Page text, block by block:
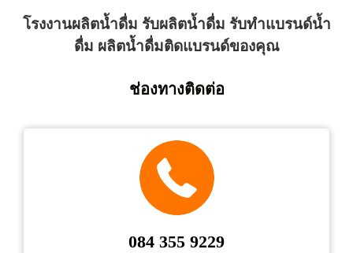
โรงงานผลิตน้ำดื่ม รับผลิตน้ำดื่ม รับทำแบรนด์น้ำ
ดื่ม ผลิตน้ำดื่มติดแบรนด์ของคุณ
ช่องทางติดต่อ
084 355 9229